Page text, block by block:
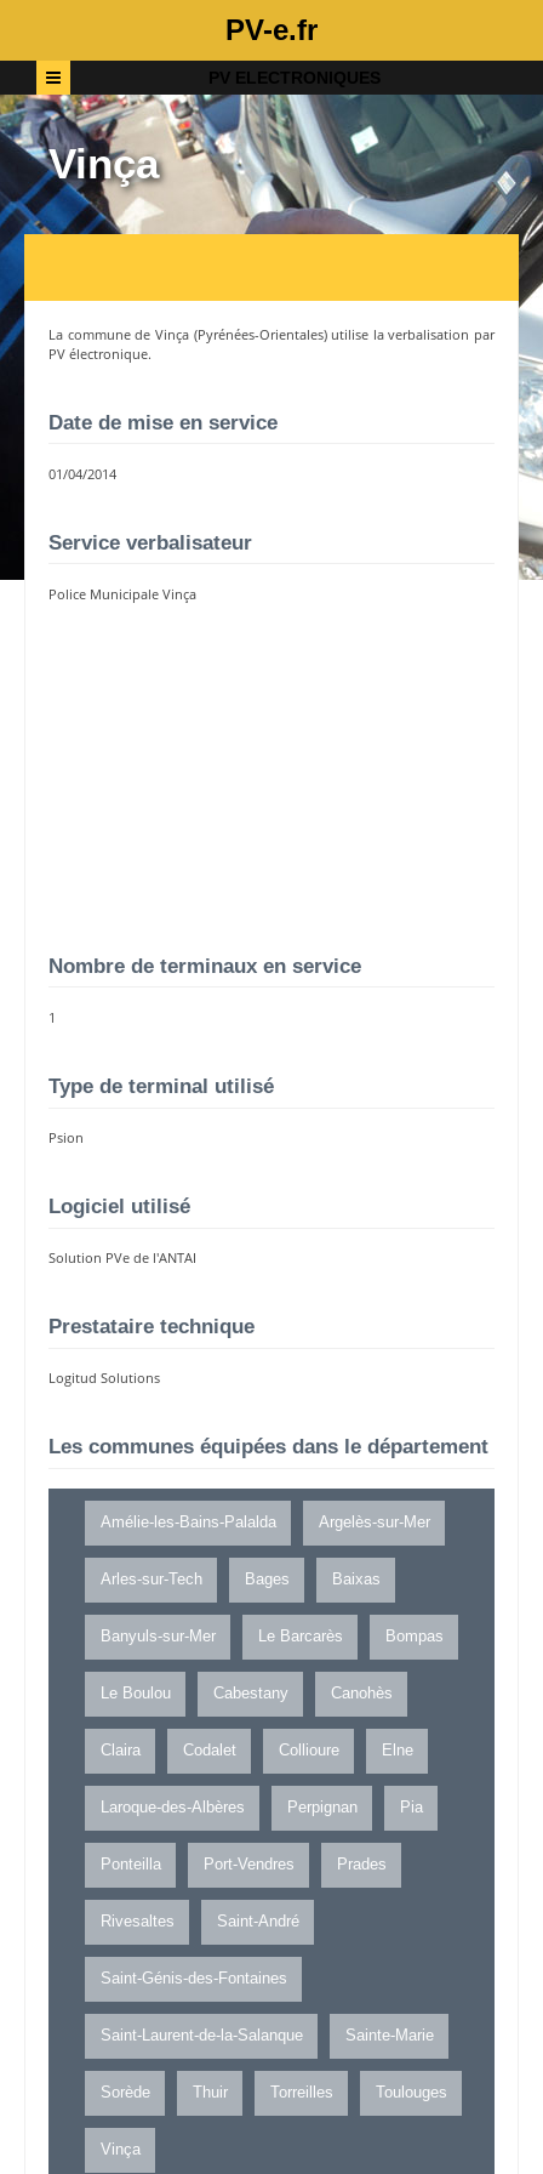
PV-e.fr
PV ELECTRONIQUES
Vinça
La commune de Vinça(Pyrénées-Orientales) utilise la verbalisation par
PV électronique.
Date de mise en service
01/04/2014
Service verbalisateur
Police Municipale Vinça
Nombre de terminaux en service
1
Type de terminal utilisé
Psion
Logiciel utilisé
Solution PVe de l'ANTAI
Prestataire technique
Logitud Solutions
Les communes équipées dans le département
Amélie-les-Bains-Palalda Argelès-sur-Mer
Arles-sur-Tech Bages Baixas
Banyuls-sur-Mer Le Barcarès Bompas
Le Boulou Cabestany Canohès
Claira Codalet Collioure Elne
Laroque-des-Albères Perpignan Pia
Ponteilla Port-Vendres Prades
Rivesaltes Saint-André
Saint-Génis-des-Fontaines
Saint-Laurent-de-la-Salanque Sainte-Marie
Sorède Thuir Torreilles Toulouges
Vinça